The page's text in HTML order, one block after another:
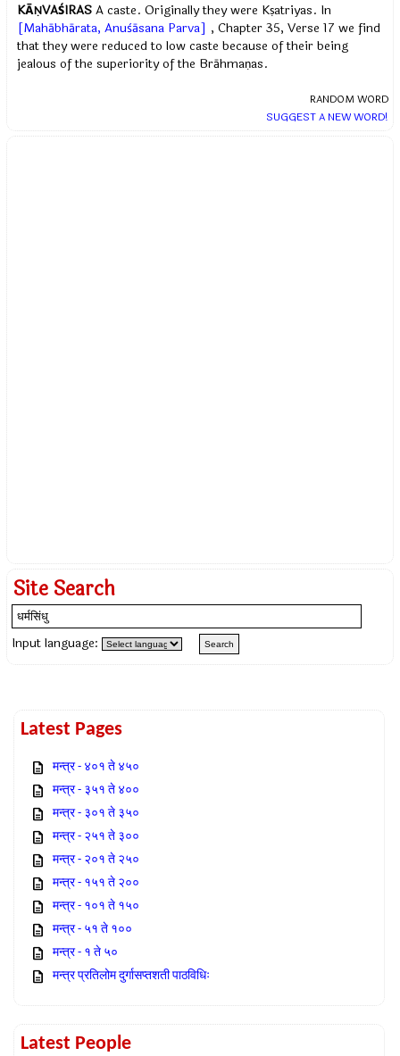
KĀṆVAŚIRAS A caste. Originally they were Kṣatriyas. In
[Mahābhārata, Anuśāsana Parva] , Chapter 35, Verse 17 we find
that they were reduced to low caste because of their being
jealous of the superiority of the Brāhmaṇas.
RANDOM WORD
SUGGEST A NEW WORD!
Site Search
Input language:
Latest Pages
मन्त्र - ४०१ ते ४५०
मन्त्र - ३५१ ते ४००
मन्त्र - ३०१ ते ३५०
मन्त्र - २५१ ते ३००
मन्त्र - २०१ ते २५०
मन्त्र - १५१ ते २००
मन्त्र - १०१ ते १५०
मन्त्र - ५१ ते १००
मन्त्र - १ ते ५०
मन्त्र प्रतिलोम दुर्गासप्तशती पाठविधिः
Latest People